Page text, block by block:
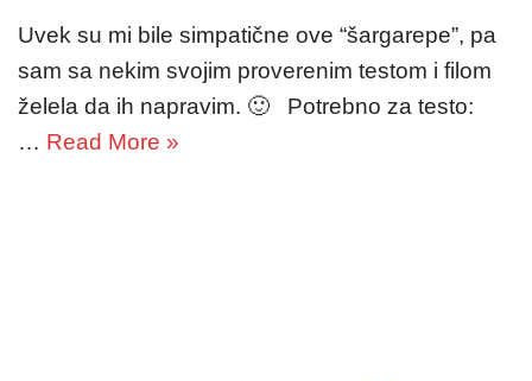
Uvek su mi bile simpatične ove “šargarepe”, pa
sam sa nekim svojim proverenim testom i filom
želela da ih napravim. 🙂 Potrebno za testo:
… Read More »